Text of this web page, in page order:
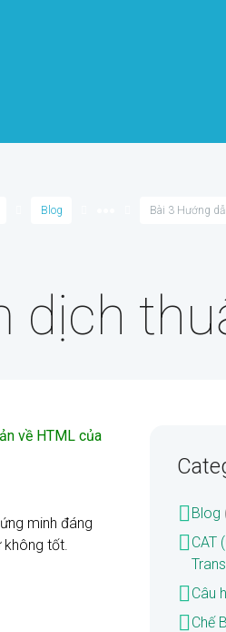
Blog Bài 3 Hướng
dịch
về HTML của
minh đáng
không tốt.
Blog
CAT
Câu
Chế